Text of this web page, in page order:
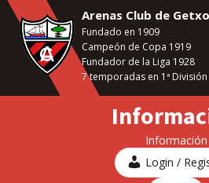
Saltar
contenido
principal
Arenas Club de Getxo
Fundado en 1909
Campeón de Copa 1919
Fundador de la Liga 1928
7 temporadas en 1ª División
Información
Login /